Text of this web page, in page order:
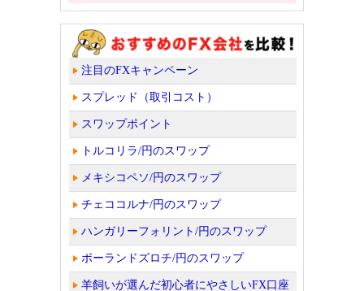
注目のFXキャンペーン
スプレッド（取引コスト）
スワップポイント
トルコリラ/円のスワップ
メキシコペソ/円のスワップ
チェココルナ/円のスワップ
ハンガリーフォリント/円のスワップ
ポーランドズロチ/円のスワップ
羊飼いが選んだ初心者にやさしいFX口座